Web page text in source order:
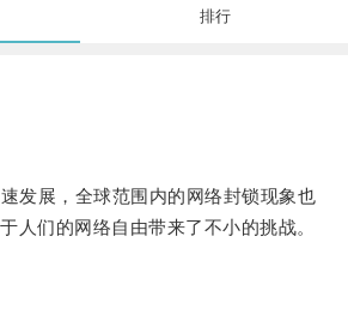
排行
展，全球范围内的网络封锁现象也
人们的网络自由带来了不小的挑战。